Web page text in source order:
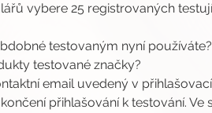
vybere 25 registrovaných
testovaným nyní používáte?
testované značky?
email uvedený v
přihlašování k testování.